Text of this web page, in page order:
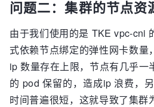
问题二：集群的节点资
由于我们使用的是 TKE vpc-cni
式依赖节点绑定的弹性网卡数量
ip 数量存在上限，节点有几乎一
的 pod 保留的，造成ip 浪费，
时间普遍很短，这就导致了集群